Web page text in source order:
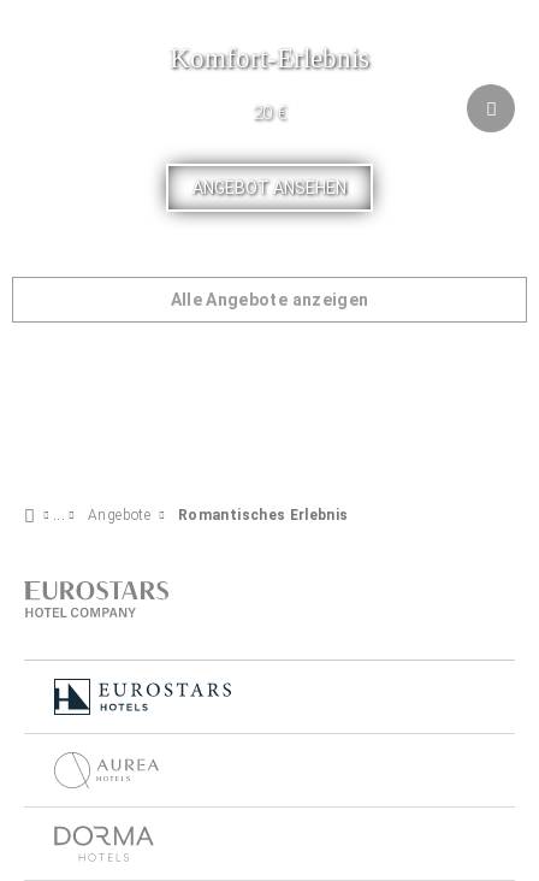
Komfort-Erlebnis
20 €
ANGEBOT ANSEHEN
Alle Angebote anzeigen
Angebote Romantisches Erlebnis